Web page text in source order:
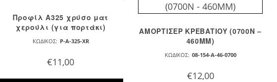
Προφίλ Α325 χρύσο ματ
χερούλι (για πορτάκι)
ΚΩΔΙΚΌΣ: P-A-325-XR
€11,00
AMOPTIΣEP KPEBATIOY (0700N –
460MM)
ΚΩΔΙΚΌΣ: 08-154-A-46-0700
€12,00